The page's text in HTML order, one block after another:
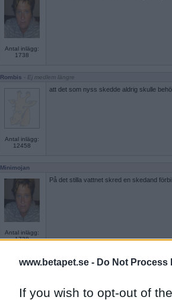
www.betapet.se - Do Not Process
If you wish to opt-out of
Antal inlägg:
1738
Rombis - Ej medlem längre
Antal inlägg:
12458
att det som nyss skedde aldrig skulle
Minimojan
Antal inlägg:
1738
På det stilla vattnet skred en skedand
Rombis- Ej medlem längre